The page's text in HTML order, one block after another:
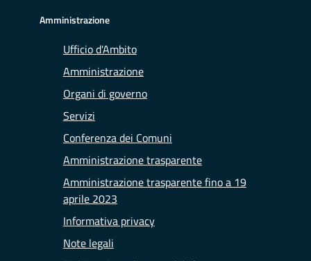
Amministrazione
Ufficio d'Ambito
Amministrazione
Organi di governo
Servizi
Conferenza dei Comuni
Amministrazione trasparente
Amministrazione trasparente fino a 19
aprile 2023
Informativa privacy
Note legali